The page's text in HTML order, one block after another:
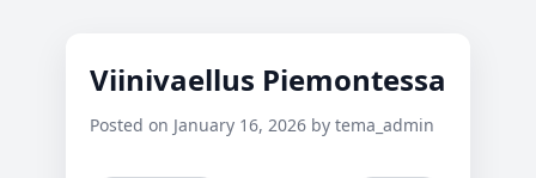
Viinivaellus Piemontessa
Posted on January 16, 2026 by tema_admin